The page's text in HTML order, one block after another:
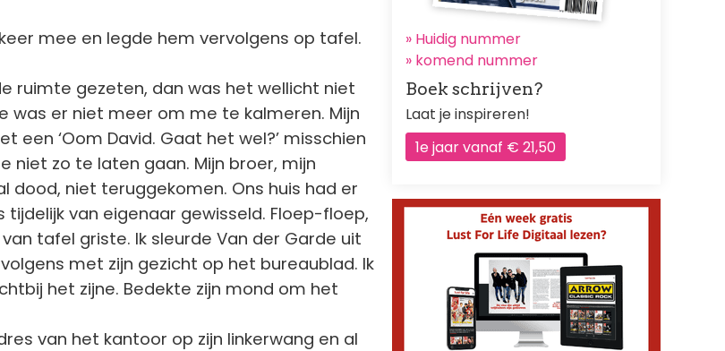
mee en legde hem vervolgens op tafel.
ruimte gezeten, dan was het wellicht niet
was er niet meer om me te kalmeren. Mijn
een ‘Oom David. Gaat het wel?’ misschien
niet zo te laten gaan. Mijn broer, mijn
dood, niet teruggekomen. Ons huis had er
tijdelijk van eigenaar gewisseld. Floep-floep,
tafel griste. Ik sleurde Van der Garde uit
met zijn gezicht op het bureaublad. Ik
het zijne. Bedekte zijn mond om het
van het kantoor op zijn linkerwang en al
» Huidig nummer
» komend nummer
Boek schrijven?
Laat je inspireren!
1e jaar vanaf € 21,50